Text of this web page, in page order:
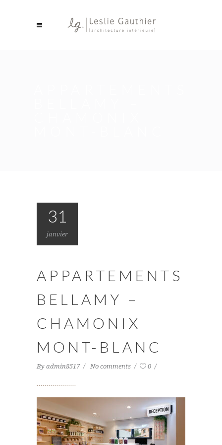
31
janvier
APPARTEMENTS
BELLAMY –
CHAMONIX
MONT-BLANC
By admin8517 No comments 0